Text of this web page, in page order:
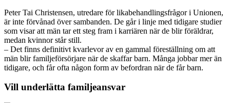
Peter Tai Christensen, utredare för likabehandlingsfrågor i Unionen,
är inte förvånad över sambanden. De går i linje med tidigare studier
som visar att män tar ett steg fram i karriären när de blir föräldrar,
medan kvinnor står still.
– Det finns definitivt kvarlevor av en gammal föreställning om att
män blir familjeförsörjare när de skaffar barn. Många jobbar mer än
tidigare, och får ofta någon form av befordran när de får barn.
Vill underlätta familjeansvar